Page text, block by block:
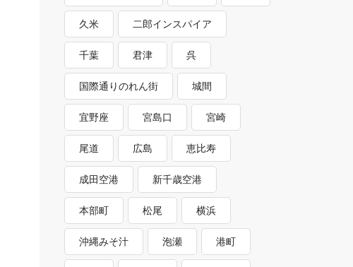
久米 二郎インスパイア
千葉 君津 呉
国際通りのれん街 城間
宜野座 宮島口 宮崎
尾道 広島 恵比寿
成田空港 新千歳空港
本部町 松尾 横浜
沖縄みそ汁 泡瀬 港町